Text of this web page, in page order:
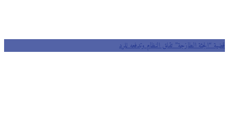
قضية “الجثة الطازجة” تقلق النظام وتدفعه للرد